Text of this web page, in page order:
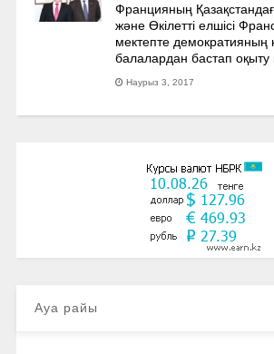
Францияның
және Өкілетті елшісі
мектепте демократияның
балалардан бастап оқыту
Наурыз 3, 2017
Ауа райы